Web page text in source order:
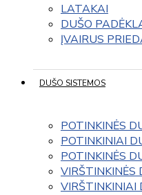
LATAKAI
DUŠO
ĮVAIRUS
DUŠO SISTEMOS
POTINKINĖS
POTINKINIAI
POTINKINĖS
VIRŠTINKINĖS
VIRŠTINKINIAI